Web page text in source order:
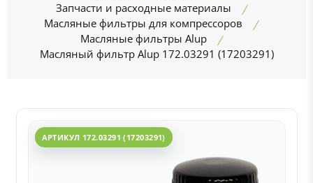
Запчасти и расходные материалы
Масляные фильтры для компрессоров
Масляные фильтры Alup
Масляный фильтр Alup 172.03291 (17203291)
АРТИКУЛ 172.03291 (17203291)